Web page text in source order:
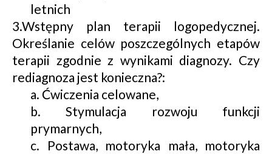
letnich
3.Wstępny plan terapii logopedycznej.
Określanie celów poszczególnych etapów
terapii zgodnie z wynikami diagnozy. Czy
rediagnoza jest konieczna?:
a. Ćwiczenia celowane,
b. Stymulacja rozwoju funkcji
prymarnych,
c. Postawa, motoryka mała, motoryka